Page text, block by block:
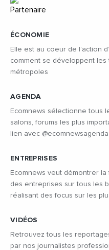
ÉCONOMIE
Elle est au coeur de l’action
comment se développent
métropoles
AGENDA
Ecomnews sélectionne tous
salons, forums les plus
lien avec @ecomnewsagenda
ENTREPRISES
Ecomnews veut démontrer
des entreprises sur tous les
réalisant des focus sur les
VIDÉOS
Retrouvez tous les
par nos journalistes